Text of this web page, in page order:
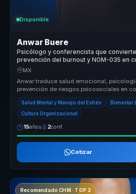
Disponible
Anwar Buere
Psicólogo y conferencista que
prevención del burnout y NOM-035 en
humanas.
MX
Anwar traduce salud emocional,
prevención de riesgos psicosociales en
empresas. Ay...
Salud Mental y Manejo del Estrés Bienestar
Cultura Organizacional
15años 2conf.
Cotizar
Recomendado CHM · TOP 2